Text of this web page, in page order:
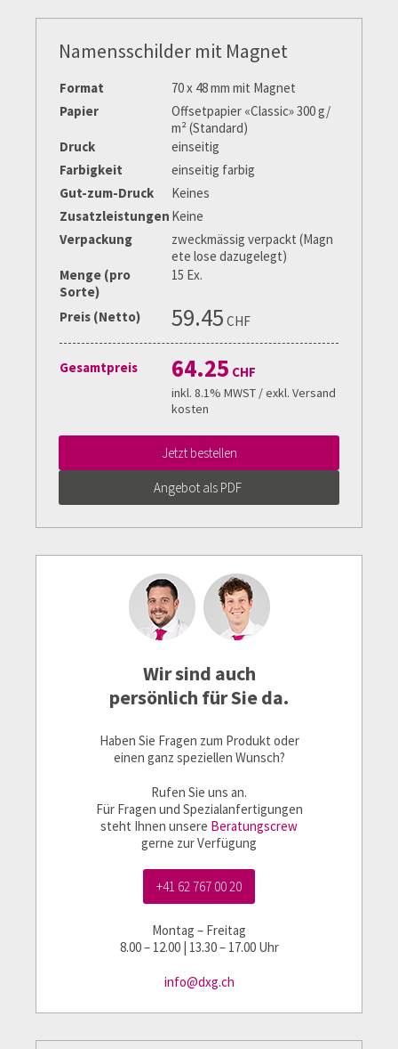
Namensschilder mit Magnet
Format
70 x 48 mm mit Magnet
Papier
Offsetpapier «Classic» 300 g/
m² (Standard)
Druck
einseitig
Farbigkeit
einseitig farbig
Gut-zum-Druck
Keines
Zusatzleistungen Keine
Verpackung
zweckmässig verpackt (Magn
ete lose dazugelegt)
Menge (pro
Sorte)
15 Ex.
Preis (Netto) 59.45 CHF
Gesamtpreis 64.25 CHF
inkl. 8.1% MWST / exkl. Versand
kosten
Jetzt bestellen
Angebot als PDF
Wir sind auch
persönlich für Sie da.
Haben Sie Fragen zum Produkt oder
einen ganz speziellen Wunsch?
Rufen Sie uns an.
Für Fragen und Spezialanfertigungen
steht Ihnen unsere Beratungscrew
gerne zur Verfügung
+41 62 767 00 20
Montag – Freitag
8.00 – 12.00 | 13.30 – 17.00 Uhr
info@dxg.ch